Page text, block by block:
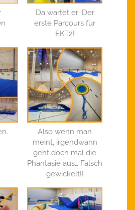
Da wartet er: Der
erste Parcours für
EKT2!
Also wenn man
meint, irgendwann
geht doch mal die
Phantasie aus… Falsch
gewickelt!!